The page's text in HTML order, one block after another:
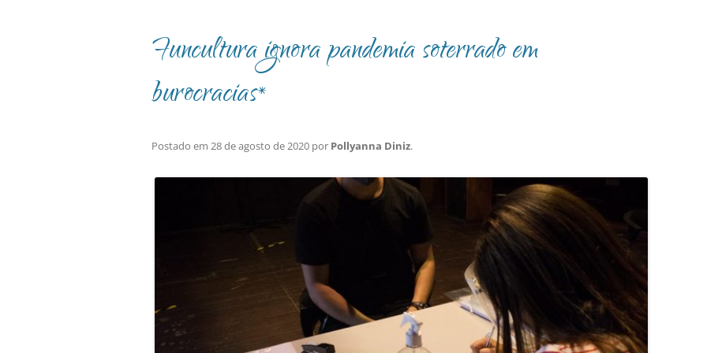
Funcultura ignora pandemia soterrado em
burocracias*
Postado em 28 de agosto de 2020 por Pollyanna Diniz.